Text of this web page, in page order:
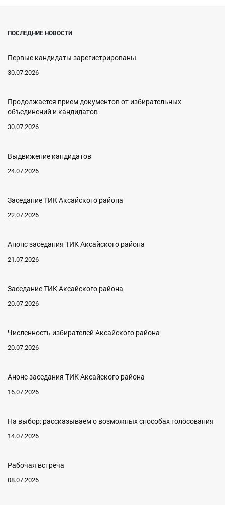
ПОСЛЕДНИЕ НОВОСТИ
Первые кандидаты зарегистрированы
30.07.2026
Продолжается прием документов от избирательных
объединений и кандидатов
30.07.2026
Выдвижение кандидатов
24.07.2026
Заседание ТИК Аксайского района
22.07.2026
Анонс заседания ТИК Аксайского района
21.07.2026
Заседание ТИК Аксайского района
20.07.2026
Численность избирателей Аксайского района
20.07.2026
Анонс заседания ТИК Аксайского района
16.07.2026
На выбор: рассказываем о возможных способах голосования
14.07.2026
Рабочая встреча
08.07.2026